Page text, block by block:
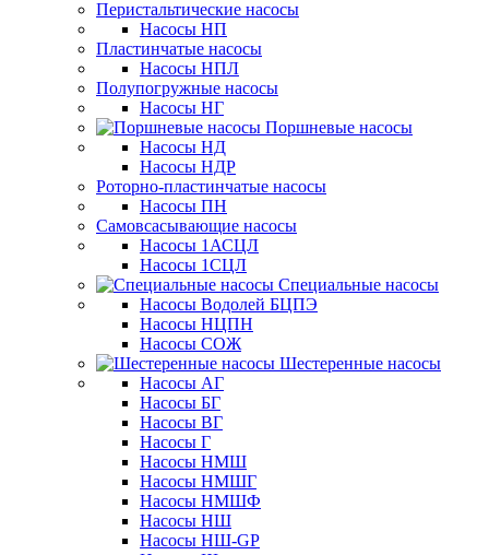
Перистальтические насосы
Насосы НП
Пластинчатые насосы
Насосы НПЛ
Полупогружные насосы
Насосы НГ
Поршневые насосы
Насосы НД
Насосы НДР
Роторно-пластинчатые насосы
Насосы ПН
Самовсасывающие насосы
Насосы 1АСЦЛ
Насосы 1СЦЛ
Специальные насосы
Насосы Водолей БЦПЭ
Насосы НЦПН
Насосы СОЖ
Шестеренные насосы
Насосы АГ
Насосы БГ
Насосы ВГ
Насосы Г
Насосы НМШ
Насосы НМШГ
Насосы НМШФ
Насосы НШ
Насосы НШ-GP